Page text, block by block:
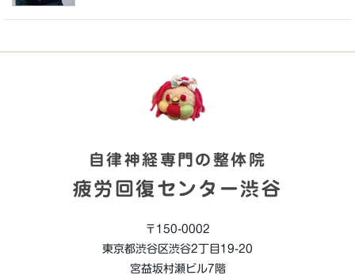
自律神経専門の整体院
疲労回復センター渋谷
〒150-0002
東京都渋谷区渋谷2丁目19-20
宮益坂村瀬ビル7階